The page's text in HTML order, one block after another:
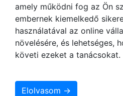
amely működni fog az Ön
embernek kiemelkedő
használatával az online
növelésére, és lehetséges,
követi ezeket a tanácsokat.
Elolvasom →